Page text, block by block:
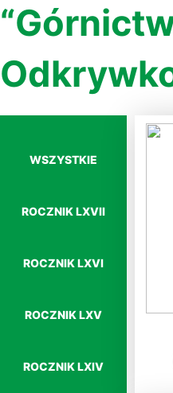
WSZYSTKIE
ROCZNIK LXVII
ROCZNIK LXVI
ROCZNIK LXV
ROCZNIK LXIV